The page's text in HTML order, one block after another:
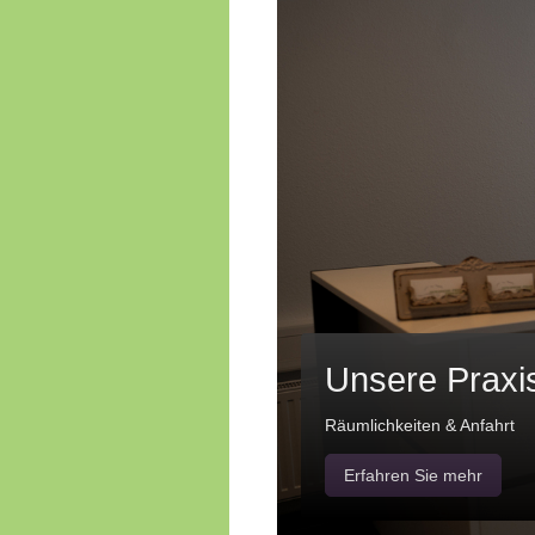
Unsere
Räumlichkeiten & Anfahrt
Erfahren Sie mehr